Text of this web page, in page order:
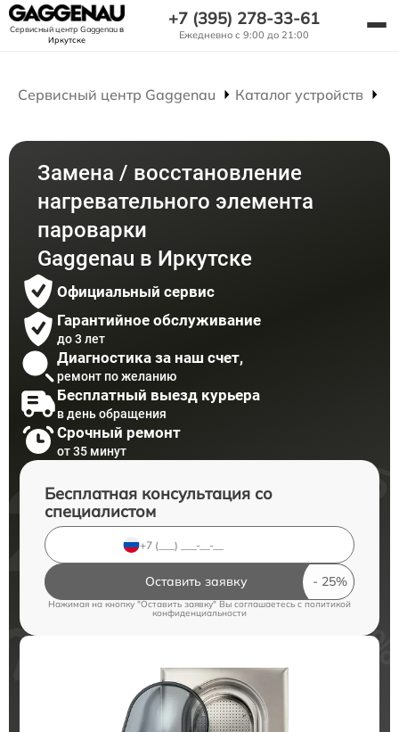
Сервисный центр Gaggenauв
Иркутске
+7 (395) 278-33-61
Ежедневно с 9:00 до 21:00
Сервисный центр Gaggenau Каталог устройств
Замена / восстановление
нагревательного элемента
пароварки
Gaggenau в Иркутске
Официальный сервис
Гарантийное обслуживание
до 3 лет
Диагностика за наш счет,
ремонт по желанию
Бесплатный выезд курьера
в день обращения
Срочный ремонт
от 35 минут
Бесплатная консультация со
специалистом
Оставить заявку
Нажимая на кнопку "Оставить заявку" Вы соглашаетесь c политикой
конфиденциальности